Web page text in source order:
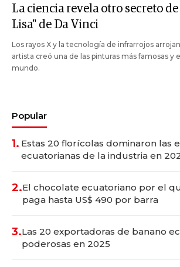
La ciencia revela otro secreto
Lisa" de Da Vinci
Los rayos X y la tecnología de infrarrojos
artista creó una de las pinturas más famosas y
mundo.
Popular
1. Estas 20 florícolas dominaron las
ecuatorianas de la industria en
2.El chocolate ecuatoriano por el
paga hasta US$ 490 por barra
3.Las 20 exportadoras de banano
poderosas en 2025